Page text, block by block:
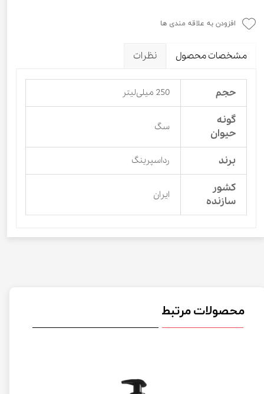
افزودن به علاقه مندی ها
مشخصات محصول نظرات
حجم 250 میلی‌لیتر
گونه
حیوان
سگ
برند رداسپرینگ
کشور
سازنده
ایران
محصولات مرتبط